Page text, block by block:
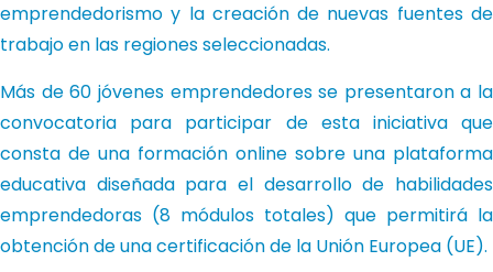
emprendedorismo y la creación de nuevas fuentes de
trabajo en las regiones seleccionadas.
Más de 60 jóvenes emprendedores se presentaron a la
convocatoria para participar de esta iniciativa que
consta de una formación online sobre una plataforma
educativa diseñada para el desarrollo de habilidades
emprendedoras (8 módulos totales) que permitirá la
obtención de una certificación de la Unión Europea (UE).